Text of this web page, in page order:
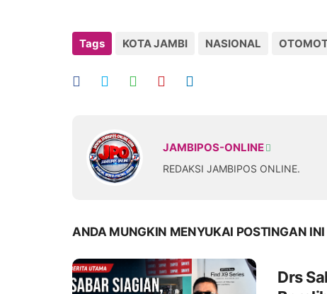
Tags KOTA JAMBI NASIONAL
JAMBIPOS-ONLINE
REDAKSI JAMBIPOS ONLINE.
ANDA MUNGKIN MENYUKAI POSTINGAN INI
Drs